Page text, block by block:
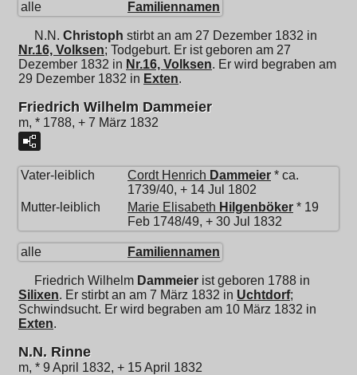
alle Familiennamen
N.N. Christoph stirbt an am 27 Dezember 1832 in
Nr.16, Volksen; Todgeburt. Er ist geboren am 27
Dezember 1832 in Nr.16, Volksen. Er wird begraben am
29 Dezember 1832 in Exten.
Friedrich Wilhelm Dammeier
m, * 1788, + 7 März 1832
Vater-leiblich Cordt Henrich Dammeier * ca.
1739/40, + 14 Jul 1802
Mutter-leiblich
Marie Elisabeth Hilgenböker * 19
Feb 1748/49, + 30 Jul 1832
alle Familiennamen
Friedrich Wilhelm Dammeier ist geboren 1788 in
Silixen. Er stirbt an am 7 März 1832 in Uchtdorf;
Schwindsucht. Er wird begraben am 10 März 1832 in
Exten.
N.N. Rinne
m, * 9 April 1832, + 15 April 1832